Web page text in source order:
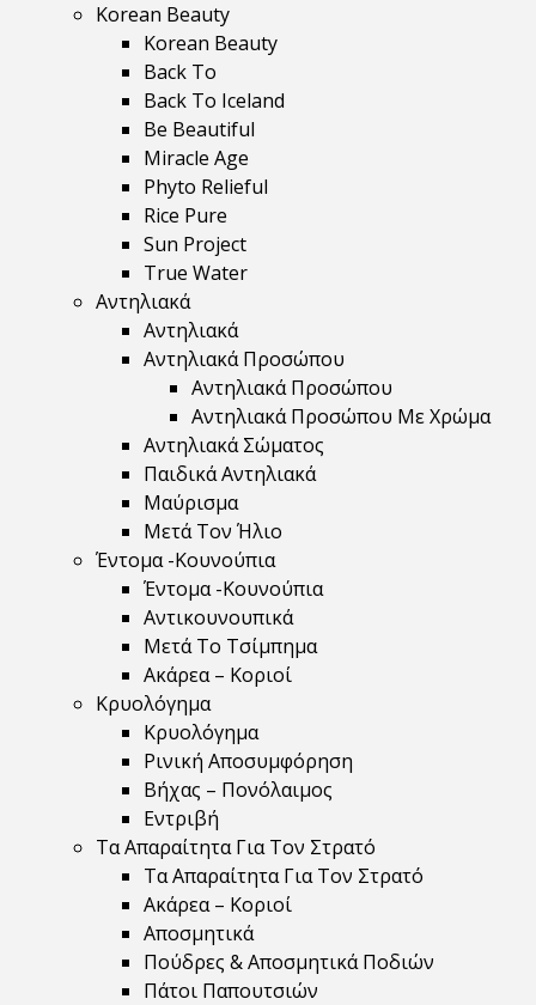
Korean Beauty
Korean Beauty
Back To
Back To Iceland
Be Beautiful
Miracle Age
Phyto Relieful
Rice Pure
Sun Project
True Water
Αντηλιακά
Αντηλιακά
Αντηλιακά Προσώπου
Αντηλιακά Προσώπου
Αντηλιακά Προσώπου Με Χρώμα
Αντηλιακά Σώματος
Παιδικά Αντηλιακά
Μαύρισμα
Mετά Τον Ήλιο
Έντομα -Κουνούπια
Έντομα -Κουνούπια
Αντικουνουπικά
Μετά Το Τσίμπημα
Ακάρεα – Κοριοί
Κρυολόγημα
Κρυολόγημα
Ρινική Αποσυμφόρηση
Βήχας – Πονόλαιμος
Εντριβή
Τα Απαραίτητα Για Τον Στρατό
Τα Απαραίτητα Για Τον Στρατό
Ακάρεα – Κοριοί
Αποσμητικά
Πούδρες & Αποσμητικά Ποδιών
Πάτοι Παπουτσιών